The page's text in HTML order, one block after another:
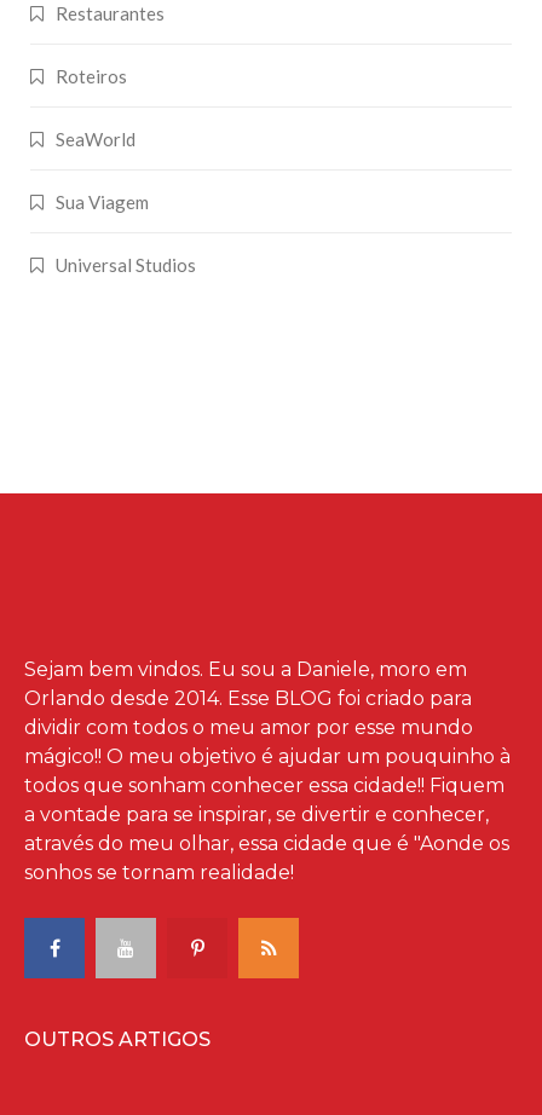
Restaurantes
Roteiros
SeaWorld
Sua Viagem
Universal Studios
Sejam bem vindos. Eu sou a Daniele, moro em
Orlando desde 2014. Esse BLOG foi criado para
dividir com todos o meu amor por esse mundo
mágico!! O meu objetivo é ajudar um pouquinho à
todos que sonham conhecer essa cidade!! Fiquem
a vontade para se inspirar, se divertir e conhecer,
através do meu olhar, essa cidade que é "Aonde os
sonhos se tornam realidade!
OUTROS ARTIGOS